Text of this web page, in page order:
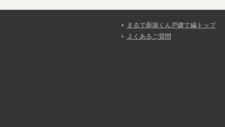
まるで新築くん戸建て編トップ
よくあるご質問